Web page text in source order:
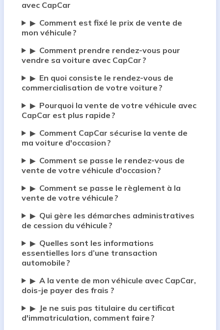
avec CapCar
▶ Comment est fixé le prix de vente de
mon véhicule ?
▶ Comment prendre rendez-vous pour
vendre sa voiture avec CapCar ?
▶ En quoi consiste le rendez-vous de
commercialisation de votre voiture ?
▶ Pourquoi la vente de votre véhicule avec
CapCar est plus rapide ?
▶ Comment CapCar sécurise la vente de
ma voiture d'occasion ?
▶ Comment se passe le rendez-vous de
vente de votre véhicule d'occasion ?
▶ Comment se passe le règlement à la
vente de votre véhicule ?
▶ Qui gère les démarches administratives
de cession du véhicule ?
▶ Quelles sont les informations
essentielles lors d’une transaction
automobile ?
▶ A la vente de mon véhicule avec CapCar,
dois-je payer des frais ?
▶
Je ne suis pas titulaire du certificat
d'immatriculation, comment faire ?